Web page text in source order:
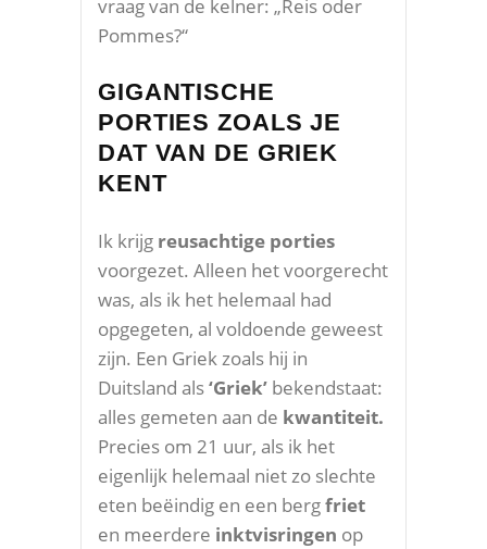
vraag van de kelner: „Reis oder
Pommes?“
GIGANTISCHE
PORTIES ZOALS JE
DAT VAN DE GRIEK
KENT
Ik krijg reusachtige porties
voorgezet. Alleen het voorgerecht
was, als ik het helemaal had
opgegeten, al voldoende geweest
zijn. Een Griek zoals hij in
Duitsland als‘Griek’ bekendstaat:
alles gemeten aan de kwantiteit.
Precies om 21 uur, als ik het
eigenlijk helemaal niet zo slechte
eten beëindig en een bergfriet
en meerdere inktvisringen op